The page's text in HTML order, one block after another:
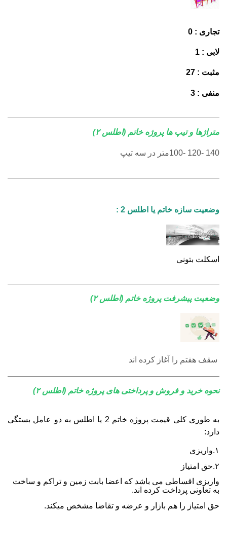
تجاری : 0
لابی : 1
مثبت : 27
منفی : 3
متراژها و تیپ ها پروژه خاتم (اطلس ۲)
100- 120- 140متر در سه تیپ
وضعیت سازه خاتم یا اطلس 2 :
اسکلت بتونی
وضعیت پیشرفت پروژه خاتم (اطلس ۲)
سقف هفتم را آغاز کرده اند
نحوه خرید و فروش و پرداختی های پروژه خاتم (اطلس ۲)
به طوری کلی قیمت پروژه خاتم 2 یا اطلس به دو عامل بستگی
دارد:
۱.واریزی
۲.حق امتیاز
واریزی اقساطی می باشد که اعضا بابت زمین و تراکم و ساخت
به تعاونی پرداخت کرده اند.
حق امتیاز را هم بازار و عرضه و تقاضا مشخص میکند.